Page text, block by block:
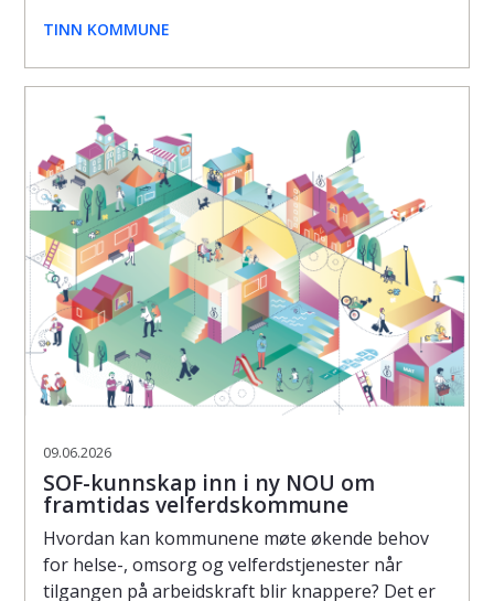
TINN KOMMUNE
09.06.2026
SOF-kunnskap inn i ny NOU om
framtidas velferdskommune
Hvordan kan kommunene møte økende behov
for helse-, omsorg og velferdstjenester når
tilgangen på arbeidskraft blir knappere? Det er